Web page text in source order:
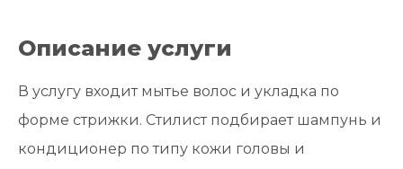
выполним её, с учетом договоренностей.
Описание услуги
В услугу входит мытье волос и укладка по
форме стрижки. Стилист подбирает шампунь и
кондиционер по типу кожи головы и